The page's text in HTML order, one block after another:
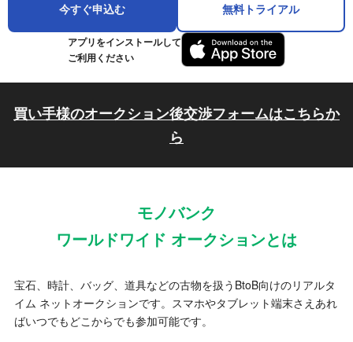
今すぐ申込む 無料トライアル
アプリをインストールして
ご利用ください
買い手様のオークション後交渉フォームはこちらか
ら
モノバンク
ワールドワイド オークションとは
宝石、時計、バッグ、道具などの古物を扱うBtoB向けのリアルタ
イム ネットオークションです。スマホやタブレット端末さえあれ
ばいつでもどこからでも参加可能です。